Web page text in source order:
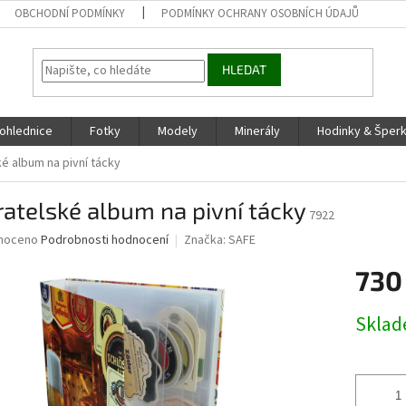
OBCHODNÍ PODMÍNKY PODMÍNKY OCHRANY OSOBNÍCH ÚDAJŮ
HLEDAT
Fotky Modely Minerály Hodinky &
album na pivní tácky
album na pivní tácky 7922
Podrobnosti hodnocení Značka: SAFE
730
cena: